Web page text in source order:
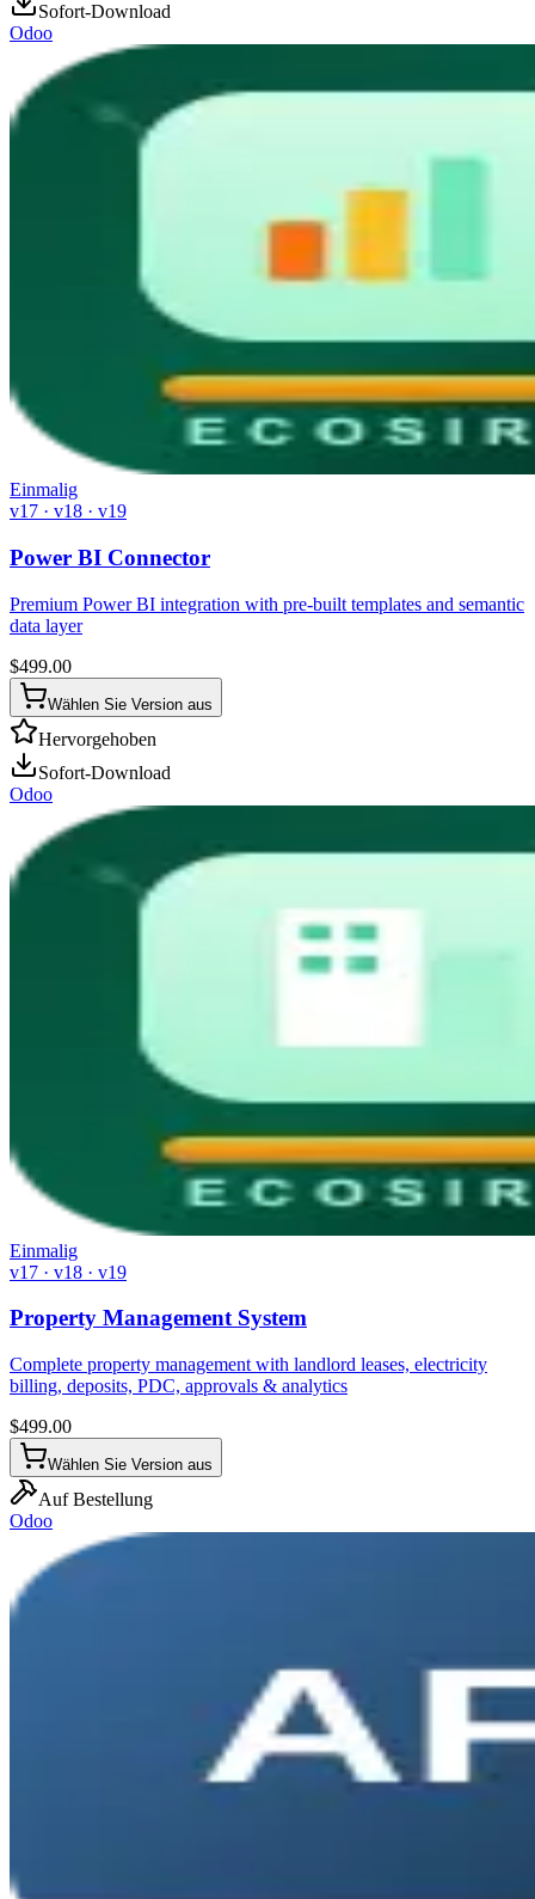
Sofort-Download
Odoo
Einmalig
v17 · v18 · v19
Power BI Connector
Premium Power BI integration with pre-built templates and semantic
data layer
$499.00
Wählen Sie Version aus
Hervorgehoben
Sofort-Download
Odoo
Einmalig
v17 · v18 · v19
Property Management System
Complete property management with landlord leases, electricity
billing, deposits, PDC, approvals & analytics
$499.00
Wählen Sie Version aus
Auf Bestellung
Odoo